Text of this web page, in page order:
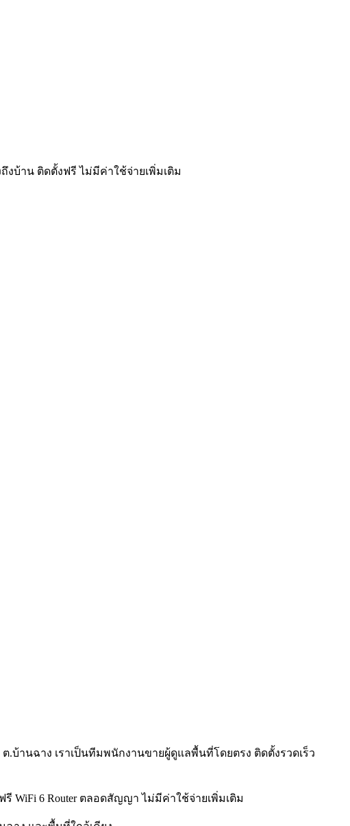
บ้าน ติดตั้งฟรี ไม่มีค่าใช้จ่ายเพิ่มเติม
านฉาง เราเป็นทีมพนักงานขายผู้ดูแลพื้นที่โดยตรง ติดตั้งรวดเร็ว
WiFi 6 Router ตลอดสัญญา ไม่มีค่าใช้จ่ายเพิ่มเติม